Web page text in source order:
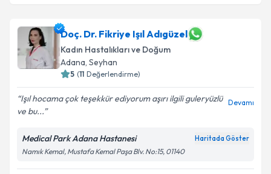
Doç. Dr. Fikriye Işıl Adıgüzel
Kadın Hastalıkları ve Doğum
Adana, Seyhan
5 (11 Değerlendirme)
Işıl hocama çok teşekkür ediyorum aşırı ilgili guleryüzlü
ve bu...
Devamı
Medical Park Adana Hastanesi Haritada Göster
Namık Kemal, Mustafa Kemal Paşa Blv. No:15, 01140